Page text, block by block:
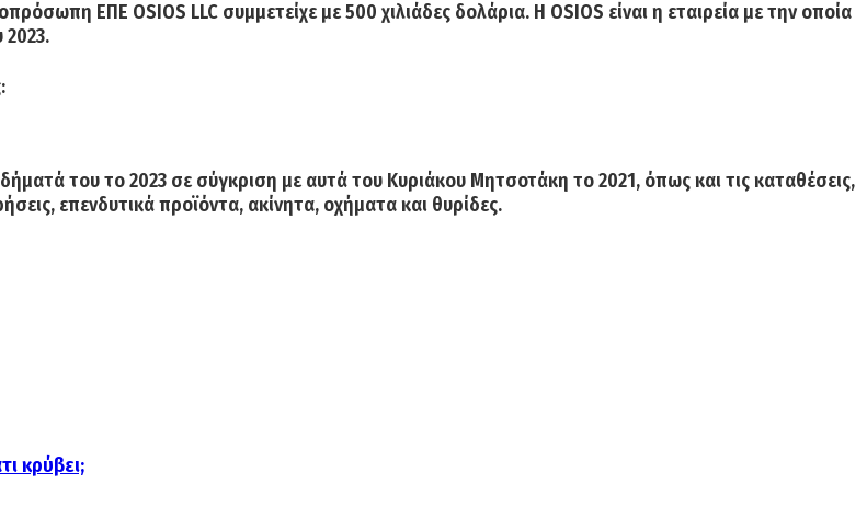
ΕΠΕ OSIOS LLC συμμετείχε με 500 χιλιάδες δολάρια. Η OSIOS είναι η εταιρεία με την οποία
του το 2023 σε σύγκριση με αυτά του Κυριάκου Μητσοτάκη το 2021, όπως και τις καταθέσεις,
επενδυτικά προϊόντα, ακίνητα, οχήματα και θυρίδες.
κρύβει;